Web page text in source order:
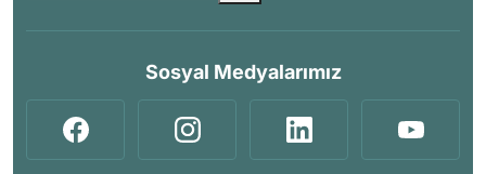
Sosyal Medyalarımız